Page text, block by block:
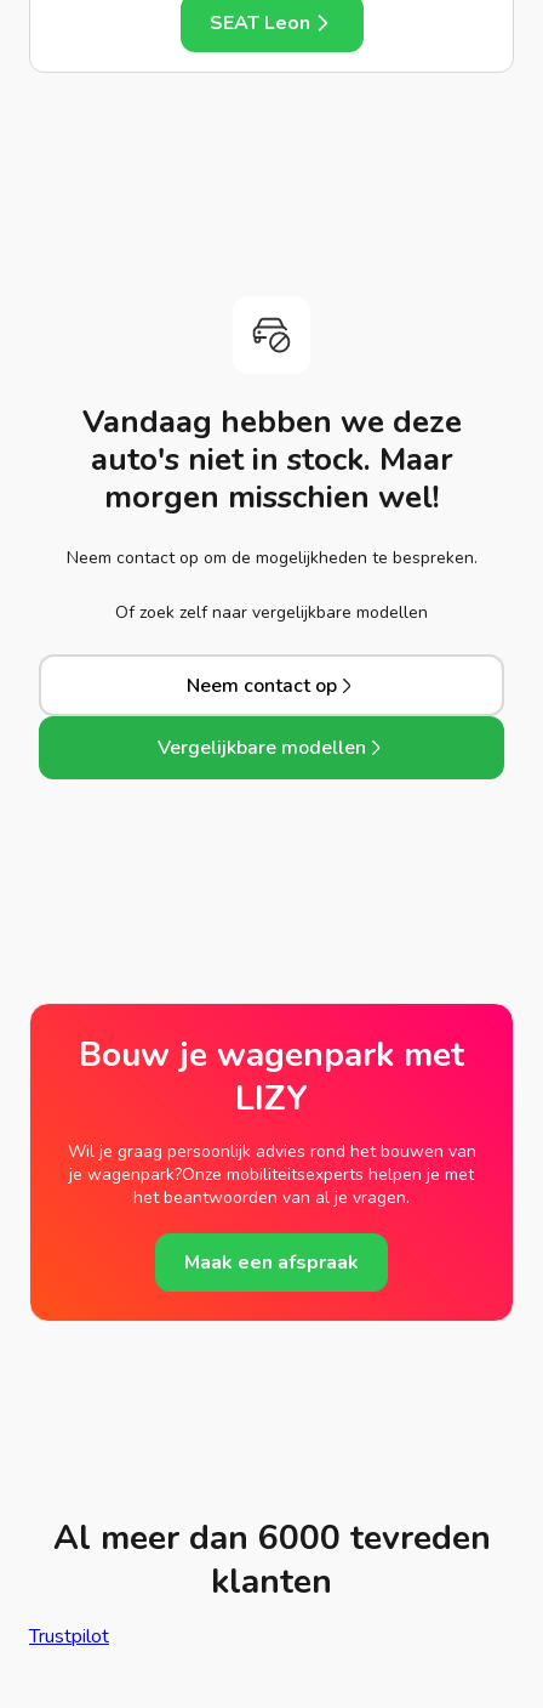
SEAT Leon
Vandaag hebben we deze
auto's niet in stock. Maar
morgen misschien wel!
Neem contact op om de mogelijkheden te bespreken.
Of zoek zelf naar vergelijkbare modellen
Neem contact op
Vergelijkbare modellen
Bouw je wagenpark met
LIZY
Wil je graag persoonlijk advies rond het bouwen van
je wagenpark?Onze mobiliteitsexperts helpen je met
het beantwoorden van al je vragen.
Maak een afspraak
Al meer dan 6000 tevreden
klanten
Trustpilot